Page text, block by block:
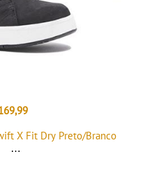
X Fit Dry Preto/Branco